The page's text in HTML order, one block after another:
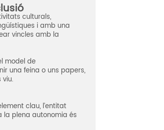
culturals,
i amb una
vincles amb la
model de
una feina o uns papers,
clau, l’entitat
la plena autonomia és